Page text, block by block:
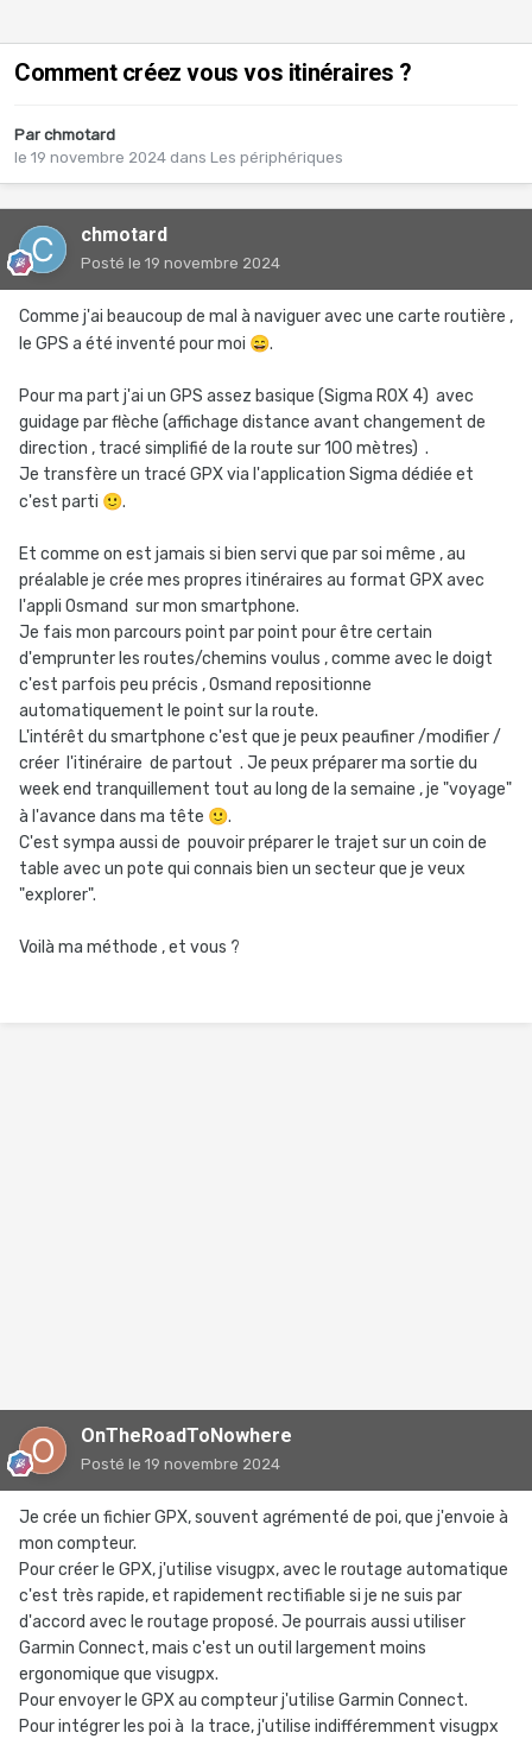
Comment créez vous vos itinéraires ?
Par chmotard
le 19 novembre 2024 dans Les périphériques
chmotard
Posté le 19 novembre 2024
Comme j'ai beaucoup de mal à naviguer avec une carte routière ,
le GPS a été inventé pour moi 😄.
Pour ma part j'ai un GPS assez basique (Sigma ROX 4) avec
guidage par flèche (affichage distance avant changement de
direction , tracé simplifié de la route sur 100 mètres) .
Je transfère un tracé GPX via l'application Sigma dédiée et
c'est parti 🙂.
Et comme on est jamais si bien servi que par soi même , au
préalable je crée mes propres itinéraires au format GPX avec
l'appli Osmand sur mon smartphone.
Je fais mon parcours point par point pour être certain
d'emprunter les routes/chemins voulus , comme avec le doigt
c'est parfois peu précis , Osmand repositionne
automatiquement le point sur la route.
L'intérêt du smartphone c'est que je peux peaufiner /modifier /
créer l'itinéraire de partout . Je peux préparer ma sortie du
week end tranquillement tout au long de la semaine , je "voyage"
à l'avance dans ma tête 🙂.
C'est sympa aussi de pouvoir préparer le trajet sur un coin de
table avec un pote qui connais bien un secteur que je veux
"explorer".
Voilà ma méthode , et vous ?
OnTheRoadToNowhere
Posté le 19 novembre 2024
Je crée un fichier GPX, souvent agrémenté de poi, que j'envoie à
mon compteur.
Pour créer le GPX, j'utilise visugpx, avec le routage automatique
c'est très rapide, et rapidement rectifiable si je ne suis par
d'accord avec le routage proposé. Je pourrais aussi utiliser
Garmin Connect, mais c'est un outil largement moins
ergonomique que visugpx.
Pour envoyer le GPX au compteur j'utilise Garmin Connect.
Pour intégrer les poi à la trace, j'utilise indifféremment visugpx